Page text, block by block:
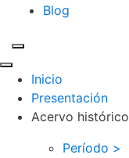
Blog
Inicio
Presentación
Acervo histórico
Período >